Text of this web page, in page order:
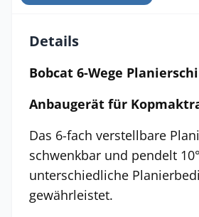
Details
Bobcat 6-Wege
Anbaugerät für
Das 6-fach verstellbare
schwenkbar und pendelt
unterschiedliche
gewährleistet.